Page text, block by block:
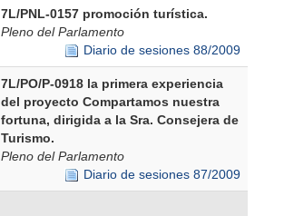
7L/PNL-0157 promoción turística.
Pleno del Parlamento
Diario de sesiones 88/2009
7L/PO/P-0918 la primera experiencia
del proyecto Compartamos nuestra
fortuna, dirigida a la Sra. Consejera de
Turismo.
Pleno del Parlamento
Diario de sesiones 87/2009